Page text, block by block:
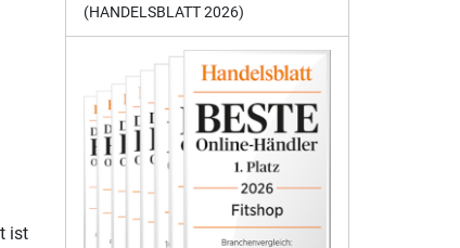
ist
(HANDELSBLATT 2026)